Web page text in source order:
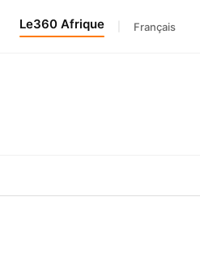
Le360 Afrique Français